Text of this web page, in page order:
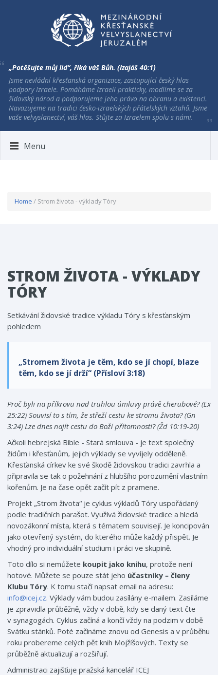
„Potěšujte můj lid“, říká váš Bůh. (Izajáš 40:1)
Jsme nevládní křesťanská organizace, zastupující český hlas
podpory Izraele. Pomáháme Izraeli prakticky, modlíme se za
židovský národ a podporujeme jeho právo na obranu a existenci.
Navazujeme na tradici česko-izraelských přátelských vztahů. Jsme
vaše velvyslanectví, váš hlas. Stůjte za Izraelem spolu s námi.
Menu
Home / Strom života - výklady Tóry
STROM ŽIVOTA - VÝKLADY
TÓRY
Setkávání židovské tradice výkladu Tóry s křesťanským
pohledem
„Stromem života je těm, kdo se jí chopí, blaze
těm, kdo se jí drží“ (Přísloví 3:18)
Proč byli na příkrovu nad truhlou úmluvy právě cherubové? (Ex
25:22) Souvisí to s tím, že střeží cestu ke stromu života? (Gn
3:24) Lze dnes najít cestu do Boží přítomnosti? (Žd 10:19-20)
Ačkoli hebrejská Bible - Stará smlouva - je text společný
židům i křesťanům, jejich výklady se vyvíjely odděleně.
Křesťanská církev ke své škodě židovskou tradici zavrhla a
připravila se tak o požehnání z hlubšího porozumění vlastním
kořenům. Je na čase opět začít pít z pramene.
Projekt „Strom života“ je cyklus výkladů Tóry uspořádaný
podle tradičních parašot. Využívá židovské tradice a hledá
novozákonní místa, která s tématem souvisejí. Je koncipován
jako otevřený systém, do kterého může každý přispět. Je
vhodný pro individuální studium i práci ve skupině.
Toto dílo si nemůžete koupit jako knihu, protože není
hotové. Můžete se pouze stát jeho účastníky – členy
Klubu Tóry. K tomu stačí napsat email na adresu:
info@icej.cz. Výklady vám budou zasílány e-mailem. Zasíláme
je zpravidla průběžně, vždy v době, kdy se daný text čte
v synagogách. Cyklus začíná a končí vždy na podzim v době
Svátku stánků. Poté začínáme znovu od Genesis a v průběhu
roku probereme celých pět knih Mojžíšových. Texty se
průběžně aktualizují a rozšiřují.
Administraci zajišťuje pražská kancelář ICEJ